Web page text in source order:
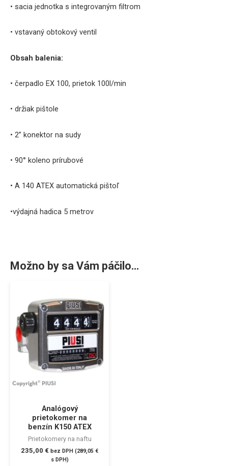
• sacia jednotka s integrovaným filtrom
• vstavaný obtokový ventil
Obsah balenia:
• čerpadlo EX 100, prietok 100l/min
• držiak pištole
• 2” konektor na sudy
• 90° koleno prírubové
• A 140 ATEX automatická pištoľ
•výdajná hadica 5 metrov
Možno by sa Vám páčilo…
Analógový
prietokomer na
benzín K150 ATEX
Prietokomery na naftu
235,00 € bez DPH (289,05 €
s DPH)